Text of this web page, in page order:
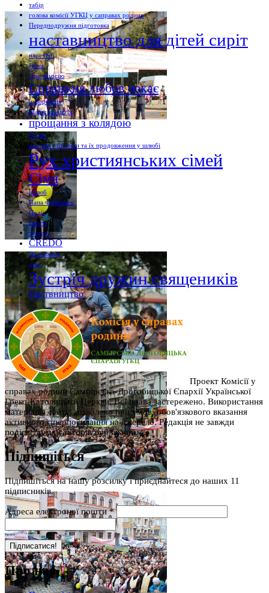
табір
голова комісії УГКЦ у саправах родини
Передподружня підготовка
наставництво для дітей сиріт
наречені
Ікона
Про комісію
Справжня любов чекає
інформація
Марш за життя
прощання з колядою
Різдво
щасливі стосунки та їх продовження у шлюбі
Рух християнських сімей
Сімя
Шлюб
Папа Франциск
Події
Їмості
зустріч
CREDO
Виховання
діти
Зустріч дружин священиків
Наствництво
Проект Комісії у
справах родини Самбірсько-Дрогобицької Єпархії Української
Греко-Католицької Церкви. Всі права застережено. Використання
матеріалів сайту дозволено при умові обов'язкового вказання
активного гіперпосилання на джерело. Редакція не завжди
поділяє думку авторів публікацій.
Підпишіться
Підпишіться на нашу розсилку і приєднайтеся до наших 11
підписників.
Адреса електроної пошти*
Про нас